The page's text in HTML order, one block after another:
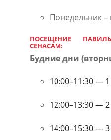
Понедельник –
ПОСЕЩЕНИЕ
СЕНАСАМ:
Будние дни
10:00–11:30 — 1
12:00–13:30 — 2
14:00–15:30 — 3